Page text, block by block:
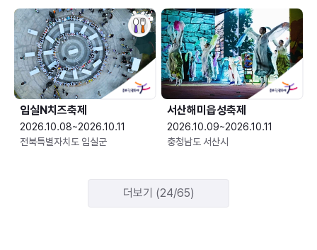
임실N치즈축제
2026.10.08~2026.10.11
전북특별자치도 임실군
서산해미읍성축제
2026.10.09~2026.10.11
충청남도 서산시
더보기 (24/65)